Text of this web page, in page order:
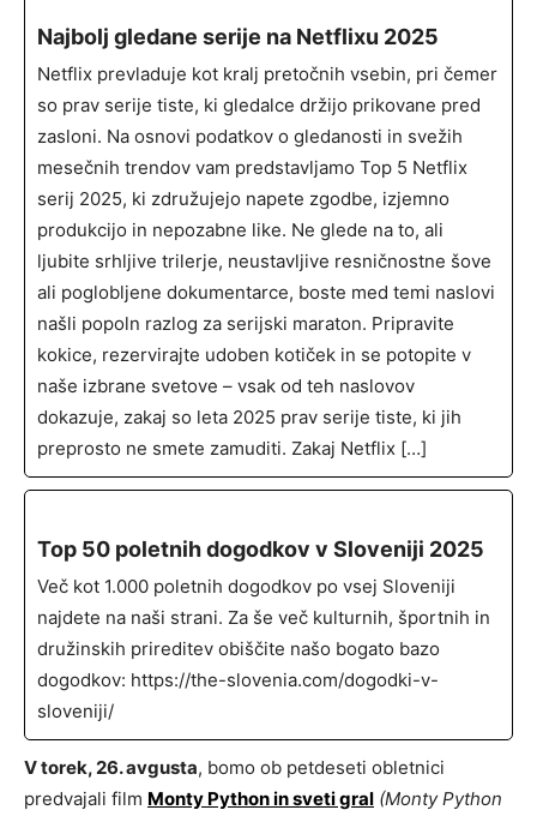
Najbolj gledane serije na Netflixu 2025
Netflix prevladuje kot kralj pretočnih vsebin, pri čemer
so prav serije tiste, ki gledalce držijo prikovane pred
zasloni. Na osnovi podatkov o gledanosti in svežih
mesečnih trendov vam predstavljamo Top 5 Netflix
serij 2025, ki združujejo napete zgodbe, izjemno
produkcijo in nepozabne like. Ne glede na to, ali
ljubite srhljive trilerje, neustavljive resničnostne šove
ali poglobljene dokumentarce, boste med temi naslovi
našli popoln razlog za serijski maraton. Pripravite
kokice, rezervirajte udoben kotiček in se potopite v
naše izbrane svetove – vsak od teh naslovov
dokazuje, zakaj so leta 2025 prav serije tiste, ki jih
preprosto ne smete zamuditi. Zakaj Netflix […]
Top 50 poletnih dogodkov v Sloveniji 2025
Več kot 1.000 poletnih dogodkov po vsej Sloveniji
najdete na naši strani. Za še več kulturnih, športnih in
družinskih prireditev obiščite našo bogato bazo
dogodkov: https://the-slovenia.com/dogodki-v-
sloveniji/
V torek, 26. avgusta, bomo ob petdeseti obletnici
predvajali film Monty Python in sveti gral (Monty Python